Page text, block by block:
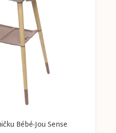
Bébé-Jou Sense